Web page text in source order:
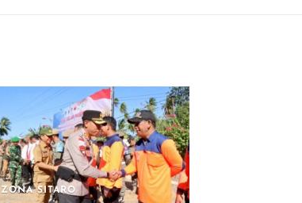
ZONA SITARO